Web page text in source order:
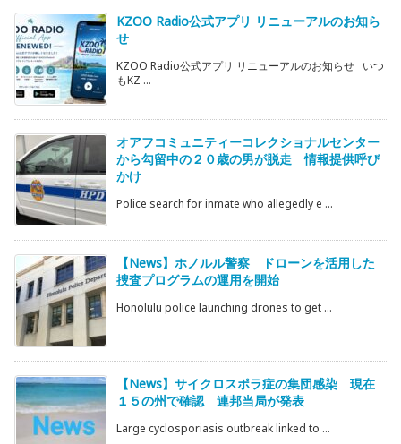
KZOO Radio公式アプリ リニューアルのお知ら
せ
KZOO Radio公式アプリ リニューアルのお知らせ いつ
もKZ ...
オアフコミュニティーコレクショナルセンター
から勾留中の２０歳の男が脱走 情報提供呼び
かけ
Police search for inmate who allegedly e ...
【News】ホノルル警察 ドローンを活用した
捜査プログラムの運用を開始
Honolulu police launching drones to get ...
【News】サイクロスポラ症の集団感染 現在
１５の州で確認 連邦当局が発表
Large cyclosporiasis outbreak linked to ...